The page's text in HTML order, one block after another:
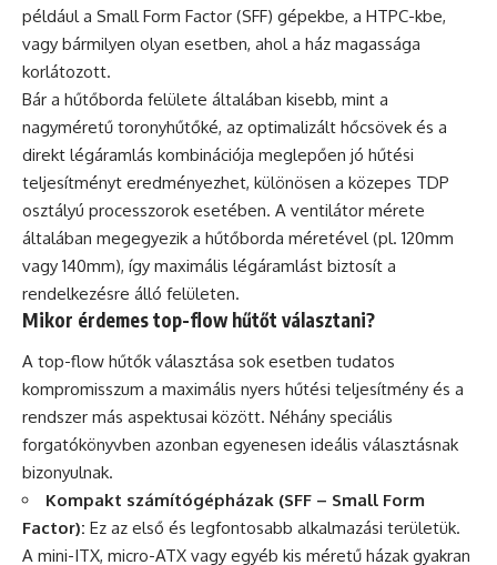
például a Small Form Factor (SFF) gépekbe, a HTPC-kbe,
vagy bármilyen olyan esetben, ahol a ház magassága
korlátozott.
Bár a hűtőborda felülete általában kisebb, mint a
nagyméretű toronyhűtőké, az optimalizált hőcsövek és a
direkt légáramlás kombinációja meglepően jó hűtési
teljesítményt eredményezhet, különösen a közepes TDP
osztályú processzorok esetében. A ventilátor mérete
általában megegyezik a hűtőborda méretével (pl. 120mm
vagy 140mm), így maximális légáramlást biztosít a
rendelkezésre álló felületen.
Mikor érdemes top-flow hűtőt választani?
A top-flow hűtők választása sok esetben tudatos
kompromisszum a maximális nyers hűtési teljesítmény és a
rendszer más aspektusai között. Néhány speciális
forgatókönyvben azonban egyenesen ideális választásnak
bizonyulnak.
Kompakt számítógépházak (SFF – Small Form
Factor): Ez az első és legfontosabb alkalmazási területük.
A mini-ITX, micro-ATX vagy egyéb kis méretű házak gyakran